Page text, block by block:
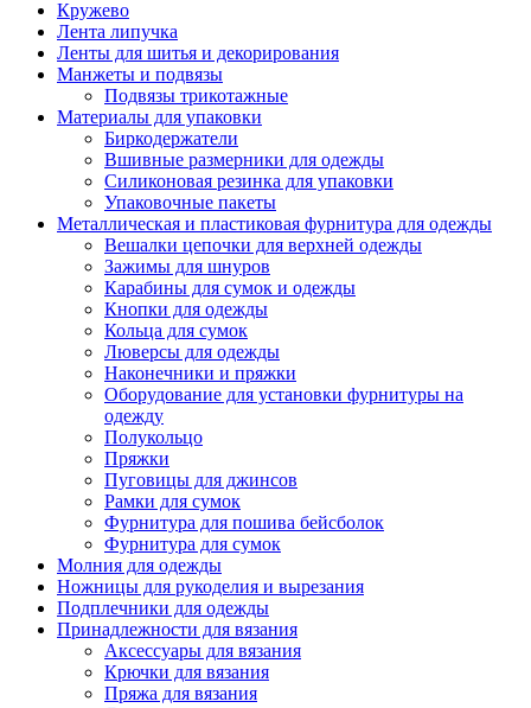
Кружево
Лента липучка
Ленты для шитья и декорирования
Манжеты и подвязы
Подвязы трикотажные
Материалы для упаковки
Биркодержатели
Вшивные размерники для одежды
Силиконовая резинка для упаковки
Упаковочные пакеты
Металлическая и пластиковая фурнитура для одежды
Вешалки цепочки для верхней одежды
Зажимы для шнуров
Карабины для сумок и одежды
Кнопки для одежды
Кольца для сумок
Люверсы для одежды
Наконечники и пряжки
Оборудование для установки фурнитуры на
одежду
Полукольцо
Пряжки
Пуговицы для джинсов
Рамки для сумок
Фурнитура для пошива бейсболок
Фурнитура для сумок
Молния для одежды
Ножницы для рукоделия и вырезания
Подплечники для одежды
Принадлежности для вязания
Аксессуары для вязания
Крючки для вязания
Пряжа для вязания